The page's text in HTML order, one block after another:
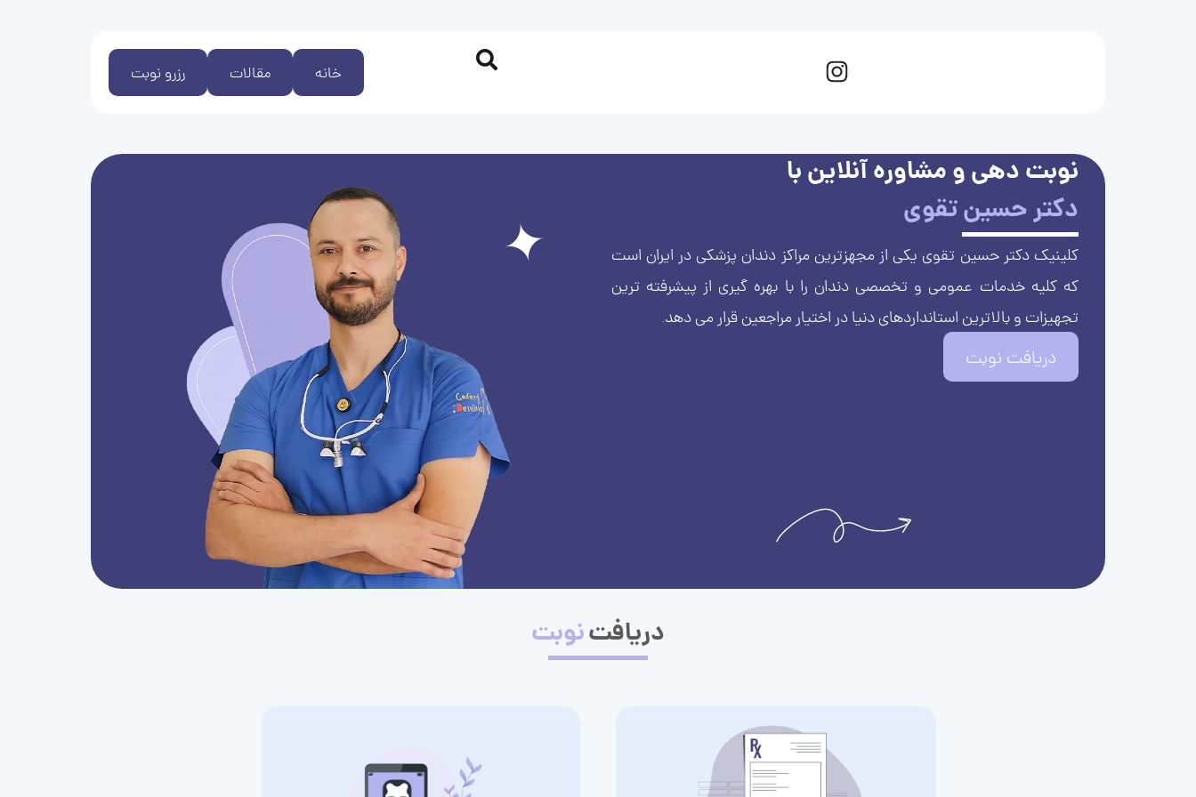
رزرو نوبت مقالات خانه
نوبت دهی و مشاوره آنلاین با
دکتر حسین تقوی
کلینیک دکتر حسین تقوی یکی از مجهزترین مراکز دندان پزشکی در ایران است
که کلیه خدمات عمومی و تخصصی دندان را با بهره گیری از پیشرفته ترین
تجهیزات و بالاترین استانداردهای دنیا در اختیار مراجعین قرار می دهد.
دریافت نوبت
دریافتنوبت